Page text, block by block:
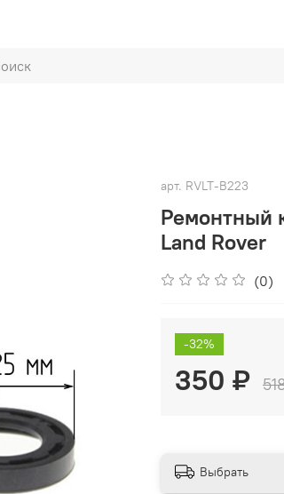
арт. RVLT-B223
Ремонтный
Land Rover
(0)
-32%
350 ₽
Выбрать